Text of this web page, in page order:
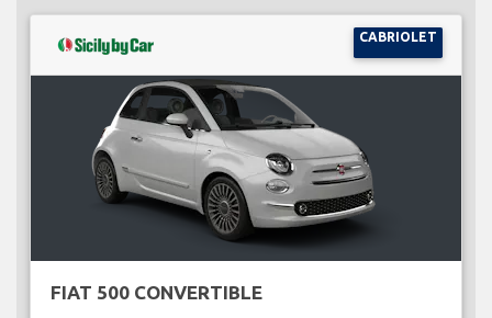
CABRIOLET
FIAT 500 CONVERTIBLE